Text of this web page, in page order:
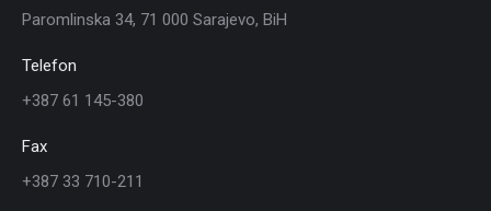
Paromlinska 34, 71 000 Sarajevo, BiH
Telefon
+387 61 145-380
Fax
+387 33 710-211